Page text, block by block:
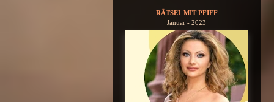
RÄTSEL MIT PFIFF
Januar - 2023